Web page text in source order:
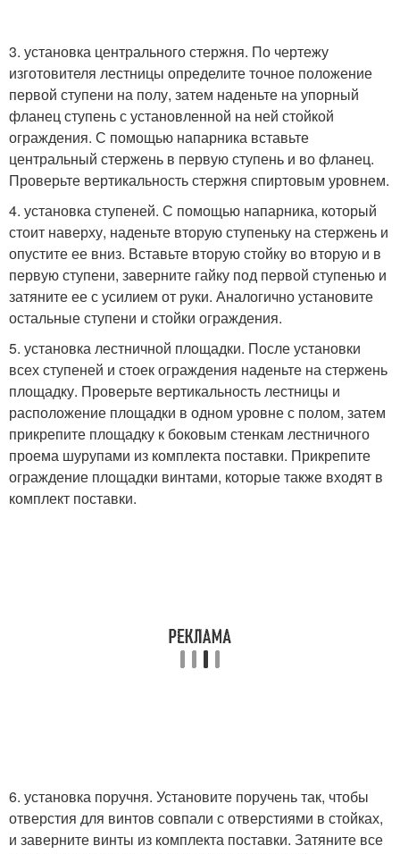
3. установка центрального стержня. По чертежу
изготовителя лестницы определите точное положение
первой ступени на полу, затем наденьте на упорный
фланец ступень с установленной на ней стойкой
ограждения. С помощью напарника вставьте
центральный стержень в первую ступень и во фланец.
Проверьте вертикальность стержня спиртовым уровнем.
4. установка ступеней. С помощью напарника, который
стоит наверху, наденьте вторую ступеньку на стержень и
опустите ее вниз. Вставьте вторую стойку во вторую и в
первую ступени, заверните гайку под первой ступенью и
затяните ее с усилием от руки. Аналогично установите
остальные ступени и стойки ограждения.
5. установка лестничной площадки. После установки
всех ступеней и стоек ограждения наденьте на стержень
площадку. Проверьте вертикальность лестницы и
расположение площадки в одном уровне с полом, затем
прикрепите площадку к боковым стенкам лестничного
проема шурупами из комплекта поставки. Прикрепите
ограждение площадки винтами, которые также входят в
комплект поставки.
6. установка поручня. Установите поручень так, чтобы
отверстия для винтов совпали с отверстиями в стойках,
и заверните винты из комплекта поставки. Затяните все